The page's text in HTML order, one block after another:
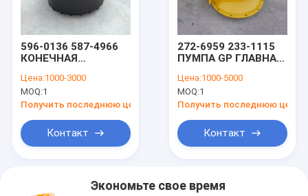
596-0136 587-4966
КОНЕЧНАЯ
CAT390D 390D L
390F 390F L 395
MH3295 385C L MH
Цена:1000-3000
MOQ:1
Получить последнюю цену
Контакт
272-6959 233-1115
ПУМПА GP ГЛАВНАЯ
СБС140
ГИДРАУЛИЧЕСКАЯ
ПУМПА для
328D 329D 329DL
345D
Цена:1000-5000
MOQ:1
Получить последнюю цену
Контакт
Экономьте свое время